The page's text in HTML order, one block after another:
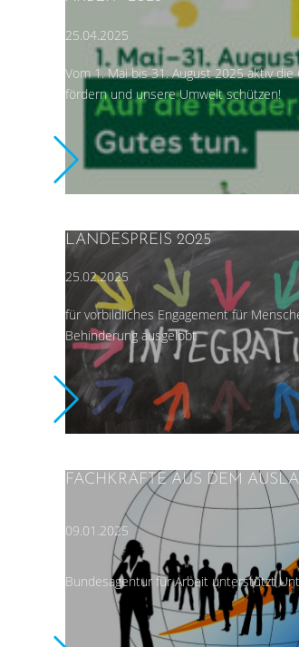
25.04.2025
Vom 1. Mai bis 31. August 2025 aktiv die
fördern und unsere Umwelt schützen!
LANDESPREIS 2025
25.02.2025
für vorbildliches Engagement für
Behinderung ausgelobt
FACHKRÄFTE AUS DEM
09.01.2025
Bundesagentur für Arbeit unterstützt